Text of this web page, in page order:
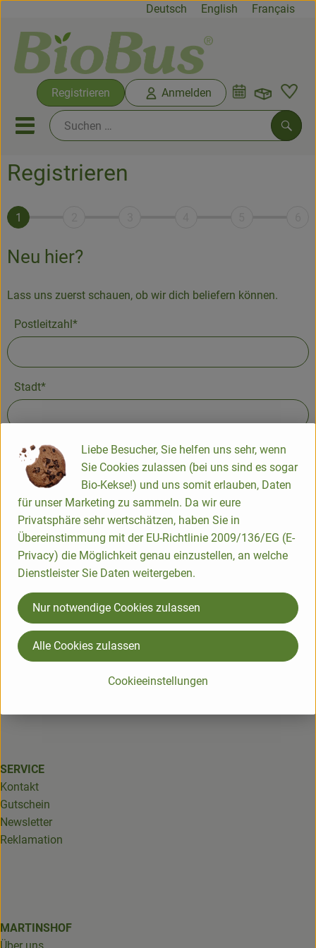
Deutsch English Français
Registrieren Anmelden
Mobiles Menu öffnen oder
Biokisten
Rezepte
Neues & Angebote
Getränke
Gutscheine & Geschenkideen
So geht's
Über uns
Newsletter
Registrieren
1
Neu hier?
Lass uns zuerst schauen, ob wir dich beliefern können.
Postleitzahl*
Stadt*
Straße und Hausnummer*
Weiter
Folge uns
Externer Link zu https://www.bioland.de/verbraucher
Externer Link zu https://www.facebook.com/
Externer Link zu https://www.instagram.com/
Martinshof Biobus GmbH
In der Brombach 6
SERVICE
Kontakt
Gutschein
Newsletter
Reklamation
MARTINSHOF
Liebe Besucher, Sie helfen uns sehr, wenn
Sie Cookies zulassen (bei uns sind es sogar
Bio-Kekse!) und uns somit erlauben, Daten
für unser Marketing zu sammeln. Da wir eure
Privatsphäre sehr wertschätzen, haben Sie in
Übereinstimmung mit der EU-Richtlinie 2009/136/EG (E-
Privacy) die Möglichkeit genau einzustellen, an welche
Dienstleister Sie Daten weitergeben.
Cookieeinstellungen
Nur notwendige Cookies zulassen
Alle Cookies zulassen